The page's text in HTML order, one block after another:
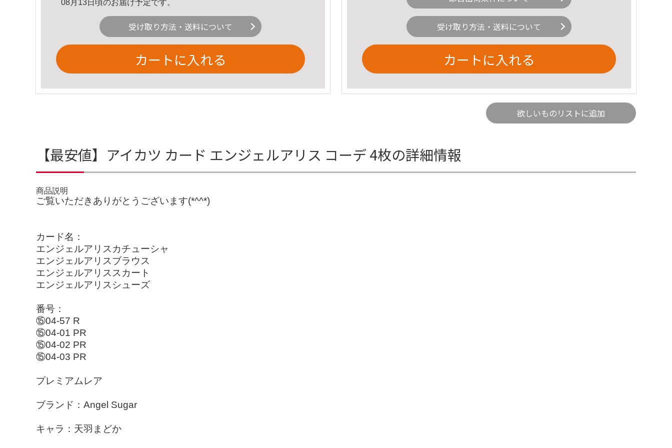
08月13日頃のお届け予定です。
受け取り方法・送料について
カートに入れる
受け取り方法・送料について
カートに入れる
欲しいものリストに追加
【最安値】アイカツ カード エンジェルアリス コーデ 4枚の詳細情報
商品説明
ご覧いただきありがとうございます(*^^*)
カード名：
エンジェルアリスカチューシャ
エンジェルアリスブラウス
エンジェルアリススカート
エンジェルアリスシューズ
番号：
⑮04-57 R
⑮04-01 PR
⑮04-02 PR
⑮04-03 PR
プレミアムレア
ブランド：Angel Sugar
キャラ：天羽まどか